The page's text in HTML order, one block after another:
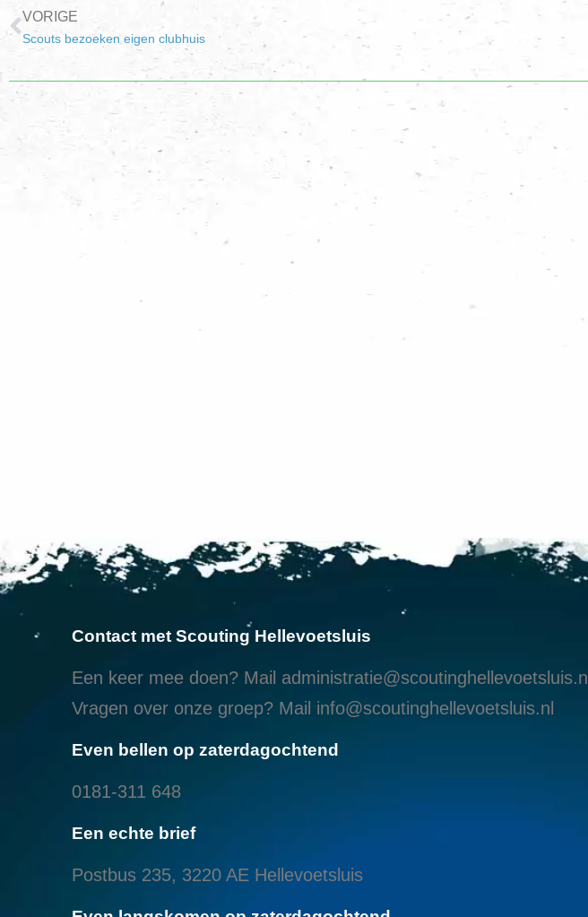
VORIGE
Scouts bezoeken eigen clubhuis
Contact met Scouting Hellevoetsluis
Een keer mee doen? Mail administratie@scoutinghellevoetsluis.nl
Vragen over onze groep? Mail info@scoutinghellevoetsluis.nl
Even bellen op zaterdagochtend
0181-311 648
Een echte brief
Postbus 235, 3220 AE Hellevoetsluis